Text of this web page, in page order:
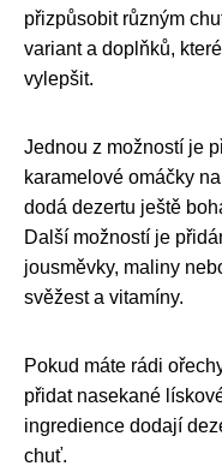
přizpůsobit různým
variant a doplňků,
vylepšit.
Jednou z možností je
karamelové omáčky
dodá dezertu ještě
Další možností je
jousměvky, maliny
svěžest a vitamíny.
Pokud máte rádi
přidat nasekané
ingredience dodají
chuť.